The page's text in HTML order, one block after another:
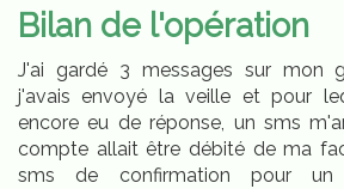
Bilan de l'opération
J'ai gardé 3 messages sur mon
j'avais envoyé la veille et pour
encore eu de réponse, un sms
compte allait être débité de ma
sms de confirmation pour un